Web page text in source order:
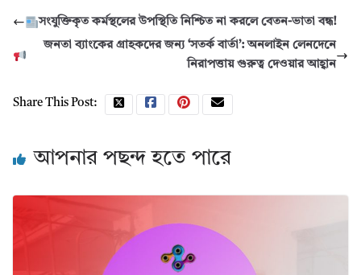
সংযুক্তিকৃত কর্মস্থলের উপস্থিতি নিশ্চিত না করলে বেতন-ভাতা বন্ধ!
জনতা ব্যাংকের গ্রাহকদের জন্য ‘সতর্ক বার্তা’: অনলাইন লেনদেনে
নিরাপত্তায় গুরুত্ব দেওয়ার আহ্বান
Share This Post:
আপনার পছন্দ হতে পারে